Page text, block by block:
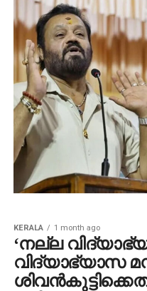
KERALA 1 month ago
‘നല്ല
വിദ്യാഭ്യാസ